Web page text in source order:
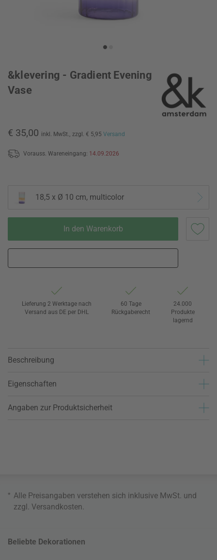
&klevering - Gradient Evening
Vase
€ 35,00 inkl. MwSt., zzgl. € 5,95 Versand
Vorauss. Wareneingang: 14.09.2026
18,5 x Ø 10 cm, multicolor
In den Warenkorb
Lieferung 2 Werktage nach
Versand aus DE per DHL
60 Tage
Rückgaberecht
24.000
Produkte
lagernd
Beschreibung
Eigenschaften
Angaben zur Produktsicherheit
* Alle Preisangaben verstehen sich inklusive MwSt. und
zzgl. Versandkosten.
Beliebte Dekorationen